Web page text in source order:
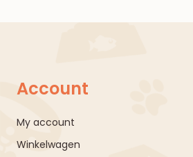
Account
My account
Winkelwagen